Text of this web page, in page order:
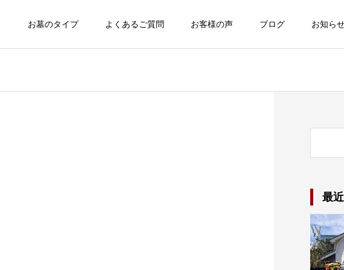
お墓のタイプ よくあるご質問 お客様の声 ブログ お知ら
最